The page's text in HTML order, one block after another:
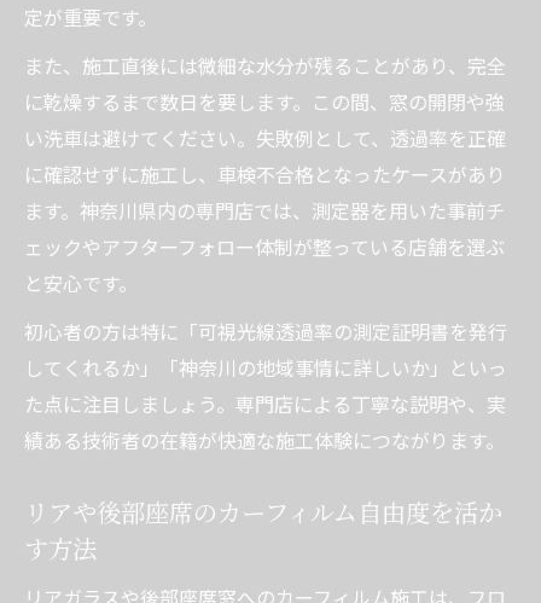
定が重要です。
また、施工直後には微細な水分が残ることがあり、完全
に乾燥するまで数日を要します。この間、窓の開閉や強
い洗車は避けてください。失敗例として、透過率を正確
に確認せずに施工し、車検不合格となったケースがあり
ます。神奈川県内の専門店では、測定器を用いた事前チ
ェックやアフターフォロー体制が整っている店舗を選ぶ
と安心です。
初心者の方は特に「可視光線透過率の測定証明書を発行
してくれるか」「神奈川の地域事情に詳しいか」といっ
た点に注目しましょう。専門店による丁寧な説明や、実
績ある技術者の在籍が快適な施工体験につながります。
リアや後部座席のカーフィルム自由度を活か
す方法
リアガラスや後部座席窓へのカーフィルム施工は、フロ